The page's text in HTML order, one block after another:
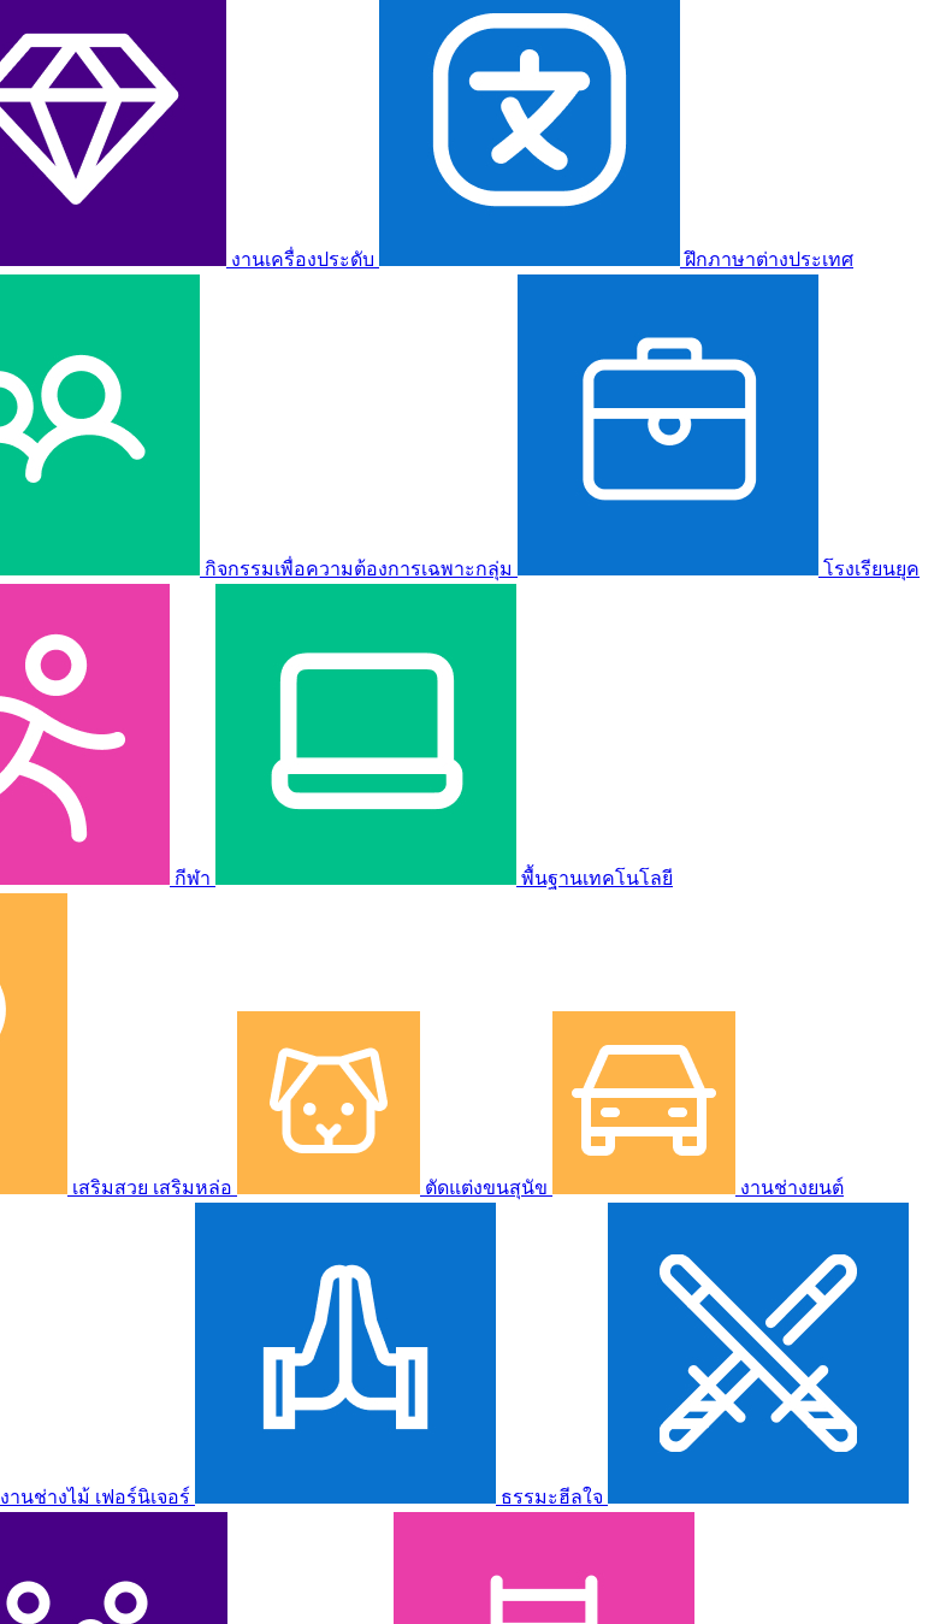
งานเครื่องประดับ ฝึกภาษาต่างประเทศ
กิจกรรมเพื่อความต้องการเฉพาะกลุ่ม โรงเรียนยุค
กีฬา พื้นฐานเทคโนโลยี
เสริมสวย เสริมหล่อ ตัดแต่งขนสุนัข งานช่างยนต์
งานช่างไม้ เฟอร์นิเจอร์ ธรรมะฮีลใจ